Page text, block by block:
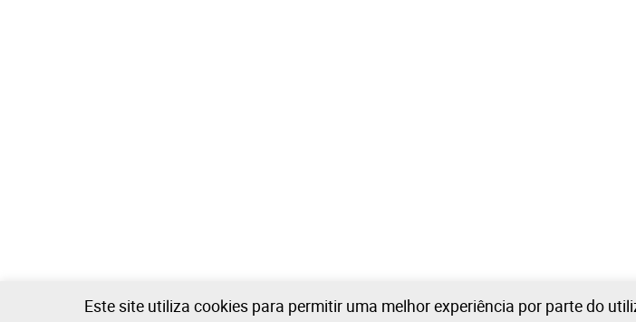
Este site utiliza cookies para permitir uma melhor experiência por parte do